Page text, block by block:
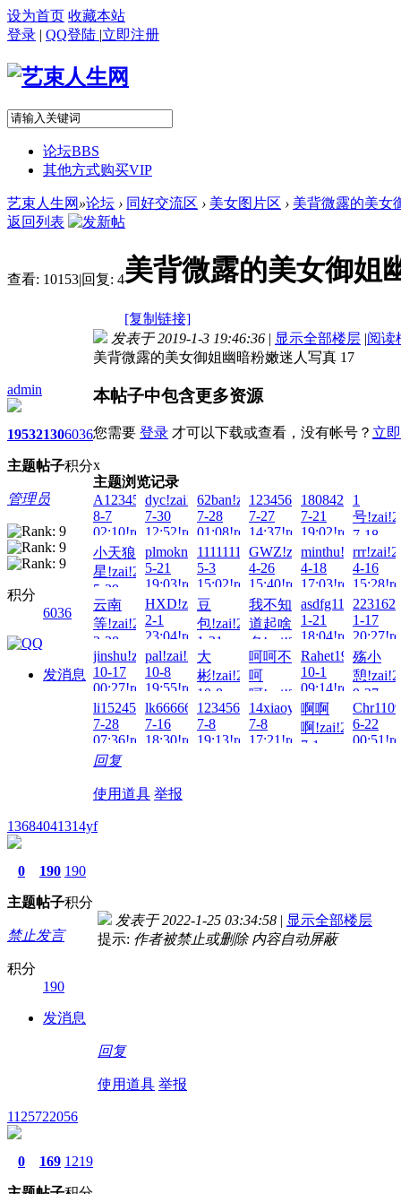
设为首页 收藏本站
登录 | QQ登陆 |立即注册
论坛BBS
其他方式购买VIP
艺束人生网 »论坛 › 同好交流区 › 美女图片区 › 美背微露的美女
返回列表
查看: 10153|回复: 4美背微露的美女御姐
[复制链接]
admin
1953
主题
2130
帖子
6036
积分
管理员
积分
6036
发消息
发表于 2019-1-3 19:46:36 | 显示全部楼层 |阅读
美背微露的美女御姐幽暗粉嫩迷人写真 17
本帖子中包含更多资源
您需要 登录 才可以下载或查看，没有帐号？ 立
x
主题浏览记录
A123456...!zai!2026-
8-7
02:10!read!
dyc!zai!2026-
7-30
12:52!read!
62ban!zai!2026-
7-28
01:08!read!
1234566!zai!2026-
7-27
14:37!read!
7-21
19:02!read!
1
号
7-18
小天狼
星!zai!2026-
5-29
23:53!read!
plmokn!zai!2026-
5-21
19:03!read!
1111111111!zai!2026-
5-3
15:02!read!
GWZ!zai!2026-
4-26
15:40!read!
minthu!zai!2026-
4-18
17:03!read!
4-16
云南
等!zai!2026-
2-28
03:58!read!
HXD!zai!2026-
2-1
23:04!read!
豆
包!zai!2026-
1-31
00:35!read!
我不知
道起啥
名!zai!2026-
1-22
00:41!read!
1-21
18:04!read!
1-17
jinshu!zai!2025-
10-17
00:27!read!
pal!zai!2025-
10-8
19:55!read!
大
彬!zai!2025-
10-8
09:53!read!
呵呵不
呵
呵!zai!2025-
10-1
12:31!read!
10-1
09:14!read!
殇小
憩
9-27
li15245076642!zai!2025-
7-28
07:36!read!
lk666666!zai!2025-
7-16
18:30!read!
123456789aba!zai!2025-
7-8
19:13!read!
14xiaoyu!zai!2025-
7-8
17:21!read!
啊啊
啊!zai!2025-
7-1
6-22
回复
使用道具 举报
13684041314yf
0
主题
190
帖子
190
积分
禁止发言
积分
190
发消息
发表于 2022-1-25 03:34:58 | 显示全部楼层
提示: 作者被禁止或删除 内容自动屏蔽
回复
使用道具 举报
1125722056
0 169 1219